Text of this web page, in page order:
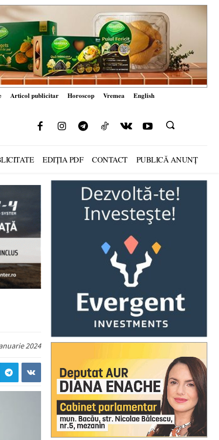
Articol publicitar Horoscop Vremea English
EDIȚIA PDF CONTACT PUBLICĂ ANUNȚ
2024